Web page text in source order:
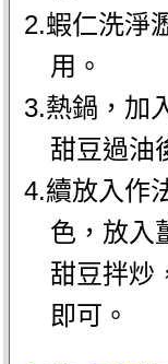
2.蝦仁洗淨
用。
3.熱鍋，加
甜豆過油
4.續放入作
色，放入
甜豆拌炒
即可。